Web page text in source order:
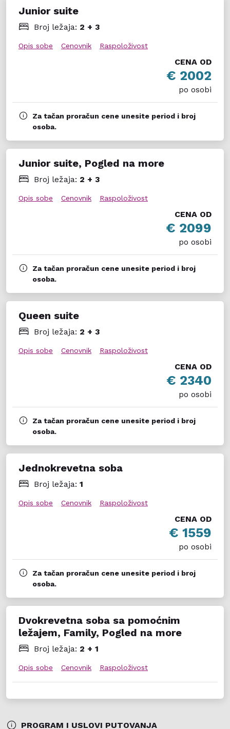
Dvokrevetna soba sa pomoćnim
ležajem, Family, Pogled na more
Broj ležaja: 2 + 1
Opis sobe Cenovnik Raspoloživost
Junior suite
Broj ležaja: 2 + 3
Opis sobe Cenovnik Raspoloživost
CENA OD
€ 2002
po osobi
Za tačan proračun cene unesite period i broj
osoba.
Junior suite, Pogled na more
Broj ležaja: 2 + 3
Opis sobe Cenovnik Raspoloživost
CENA OD
€ 2099
po osobi
Za tačan proračun cene unesite period i broj
osoba.
Queen suite
Broj ležaja: 2 + 3
Opis sobe Cenovnik Raspoloživost
CENA OD
€ 2340
po osobi
Za tačan proračun cene unesite period i broj
osoba.
Jednokrevetna soba
Broj ležaja: 1
Opis sobe Cenovnik Raspoloživost
CENA OD
€ 1559
po osobi
Za tačan proračun cene unesite period i broj
osoba.
PROGRAM I USLOVI PUTOVANJA